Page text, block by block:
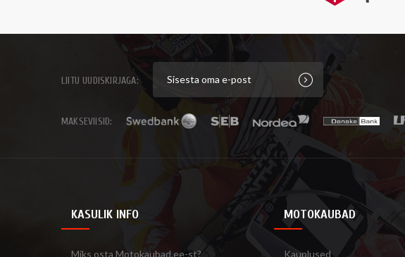
LIITU UUDISKIRJAGA:
MAKSEVIISID:
KASULIK INFO
Miks osta Motokaubad.ee-st?
MOTOKAUBAD
Kauplused